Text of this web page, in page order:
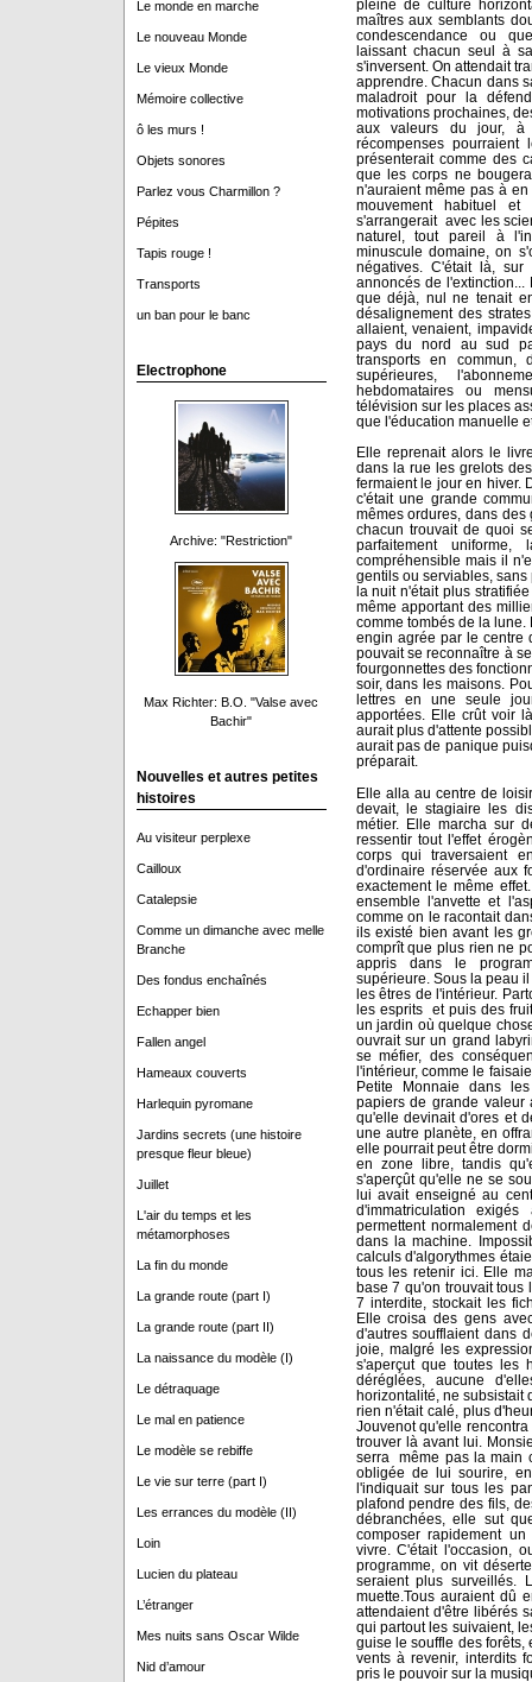
Le monde en marche
Le nouveau Monde
Le vieux Monde
Mémoire collective
ô les murs !
Objets sonores
Parlez vous Charmillon ?
Pépites
Tapis rouge !
Transports
un ban pour le banc
Electrophone
Archive: "Restriction"
Max Richter: B.O. "Valse avec
Bachir"
Nouvelles et autres petites
histoires
Au visiteur perplexe
Cailloux
Catalepsie
Comme un dimanche avec melle
Branche
Des fondus enchaînés
Echapper bien
Fallen angel
Hameaux couverts
Harlequin pyromane
Jardins secrets (une histoire
presque fleur bleue)
Juillet
L'air du temps et les
métamorphoses
La fin du monde
La grande route (part I)
La grande route (part II)
La naissance du modèle (I)
Le détraquage
Le mal en patience
Le modèle se rebiffe
Le vie sur terre (part I)
Les errances du modèle (II)
Loin
Lucien du plateau
L’étranger
Mes nuits sans Oscar Wilde
Nid d’amour
pleine de culture
maîtres aux semblants
condescendance ou
laissant chacun seul à
s'inversent. On attendait
apprendre. Chacun dans
maladroit pour la
motivations prochaines,
aux valeurs du jour, à
récompenses
présenterait comme des
que les corps ne
n'auraient même pas à
mouvement habituel
s'arrangerait avec les
naturel, tout pareil à
minuscule domaine, on
négatives. C'était là,
annoncés de
que déjà, nul ne tenait
désalignement des
allaient, venaient,
pays du nord au sud
transports en commun,
supérieures,
hebdomataires ou
télévision sur les places
que l'éducation manuelle
Elle reprenait alors le
dans la rue les grelots
fermaient le jour en hiver.
c'était une grande
mêmes ordures, dans
chacun trouvait de quoi
parfaitement
compréhensible mais il
gentils ou serviables,
la nuit n'était plus
même apportant des
comme tombés de la lune.
engin agrée par le centre
pouvait se reconnaître à
fourgonnettes des
soir, dans les maisons.
lettres en une seule
apportées. Elle crût voir
aurait plus d'attente
aurait pas de panique
préparait.
Elle alla au centre de
devait, le stagiaire les
métier. Elle marcha sur
ressentir tout l'effet
corps qui traversaient
d'ordinaire réservée aux
exactement le même
ensemble l'anvette et
comme on le racontait
ils existé bien avant les
comprît que plus rien ne
appris dans le
supérieure. Sous la peau
les êtres de l'intérieur.
les esprits et puis des
un jardin où quelque
ouvrait sur un grand
se méfier, des
l'intérieur, comme le
Petite Monnaie dans
papiers de grande valeur
qu'elle devinait d'ores et
une autre planète, en
elle pourrait peut être
en zone libre, tandis
s'aperçût qu'elle ne se
lui avait enseigné au
d'immatriculation
permettent normalement
dans la machine.
calculs d'algorythmes
tous les retenir ici. Elle
base 7 qu'on trouvait tous
7 interdite, stockait les
Elle croisa des gens
d'autres soufflaient dans
joie, malgré les
s'aperçut que toutes les
déréglées, aucune
horizontalité, ne subsistait
rien n'était calé, plus
Jouvenot qu'elle
trouver là avant lui.
serra même pas la main
obligée de lui sourire,
l'indiquait sur tous les
plafond pendre des fils,
débranchées, elle sut
composer rapidement
vivre. C'était l'occasion,
programme, on vit
seraient plus surveillés.
muette.Tous auraient dû
attendaient d'être libérés
qui partout les suivaient,
guise le souffle des
vents à revenir, interdits
pris le pouvoir sur la